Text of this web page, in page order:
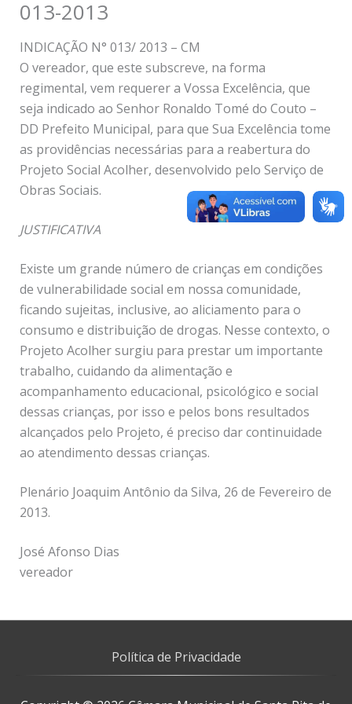
013-2013
INDICAÇÃO N° 013/ 2013 – CM
O vereador, que este subscreve, na forma
regimental, vem requerer a Vossa Excelência, que
seja indicado ao Senhor Ronaldo Tomé do Couto –
DD Prefeito Municipal, para que Sua Excelência tome
as providências necessárias para a reabertura do
Projeto Social Acolher, desenvolvido pelo Serviço de
Obras Sociais.
JUSTIFICATIVA
Existe um grande número de crianças em condições
de vulnerabilidade social em nossa comunidade,
ficando sujeitas, inclusive, ao aliciamento para o
consumo e distribuição de drogas. Nesse contexto, o
Projeto Acolher surgiu para prestar um importante
trabalho, cuidando da alimentação e
acompanhamento educacional, psicológico e social
dessas crianças, por isso e pelos bons resultados
alcançados pelo Projeto, é preciso dar continuidade
ao atendimento dessas crianças.
Plenário Joaquim Antônio da Silva, 26 de Fevereiro de
2013.
José Afonso Dias
vereador
Política de Privacidade